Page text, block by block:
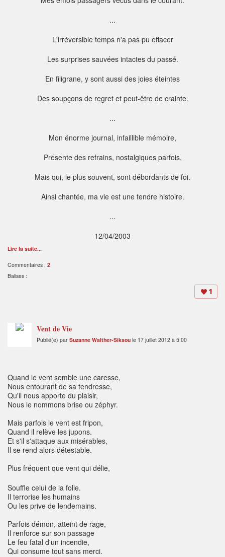
...
L'irréversible temps n'a pas pu effacer
Les surprises sauvées intactes du passé.
En filigrane, y sont aussi des joies éteintes
Des soupçons de regret et peut-être de crainte.
...
Mon énorme journal, infaillible mémoire,
Présente des refrains, nostalgiques parfois,
Mais qui, le plus souvent, sont débordants de foi.
Ainsi chantée, ma vie est une tendre histoire.
...
12/04/2003
Lire la suite...
Commentaires : 2
Balises :
1
Vent de Vie
Publié(e) par Suzanne Walther-Siksou le 17 juillet 2012 à 5:00
Quand le vent semble une caresse,
Nous entourant de sa tendresse,
Qu'il nous apporte du plaisir,
Nous le nommons brise ou zéphyr.
Mais parfois le vent est fripon,
Quand il relève les jupons.
Et s'il s'attaque aux misérables,
Il se rend alors détestable.
Plus fréquent que vent qui délie,
Souffle celui de la folie.
Il terrorise les humains
Ou les prive de lendemains.
Parfois démon, atteint de rage,
Il renforce sur son passage
Le feu fatal d'un incendie,
Qui consume tout sans merci.